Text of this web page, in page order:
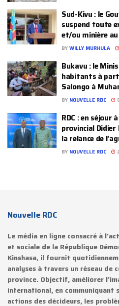
Sud-Kivu : le
suspend toute
et/ou minière au
BY WILLY MURHULA
Bukavu : le
habitants à
Salongo à
BY NOUVELLE RDC
RDC : en séjour
provincial Didier
la relance de
BY NOUVELLE RDC
Nouvelle RDC
Le média en ligne consacré à
et sociale de la République
Kinshasa, il fournit
analyses à travers un réseau de
province. Objectif, améliorer
international, en communiquant
actions des décideurs, les